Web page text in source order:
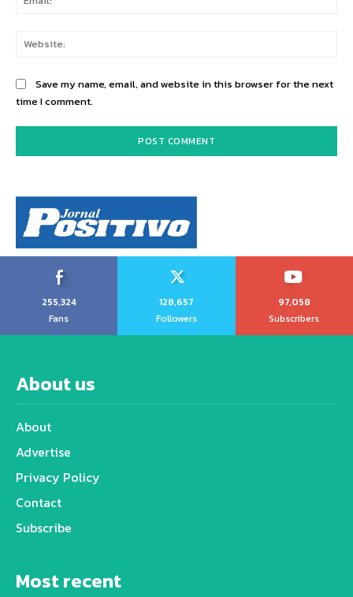
Save my name, email, and website in this browser for the next
time I comment.
255,324
Fans
128,657
Followers
97,058
Subscribers
About us
About
Advertise
Privacy Policy
Contact
Subscribe
Most recent